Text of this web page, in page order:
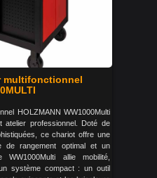
multifonctionnel
HOLZMANN WW1000Multi
atelier professionnel. Doté de
ce chariot offre une
de rangement optimal et un
allie mobilité,
système compact : un outil